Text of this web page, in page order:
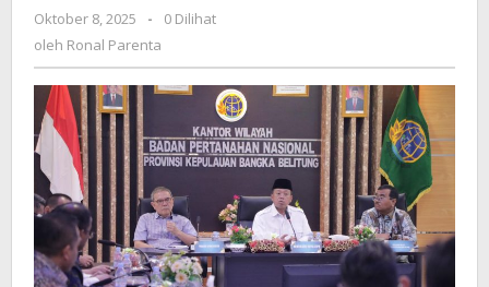
Nusron
Tugas
Kita
Memastikan
Tanah
Rakyat
Oktober 8, 2025
oleh
Ronal
-
0 Dilihat
oleh Ronal Parenta